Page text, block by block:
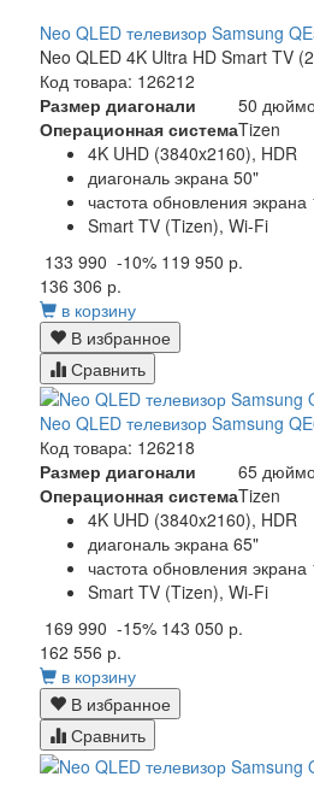
Neo QLED телевизор Samsung
Neo QLED 4K Ultra HD Smart TV
Код товара: 126212
Размер диагонали
50
Операционная системаTizen
4K UHD (3840x2160), HDR
диагональ экрана 50"
частота обновления экрана
Smart TV (Tizen), Wi-Fi
133 990 -10% 119 950 р.
136 306 р.
в корзину
В избранное
Сравнить
Neo QLED телевизор Samsung
Код товара: 126218
Размер диагонали
65
Операционная системаTizen
4K UHD (3840x2160), HDR
диагональ экрана 65"
частота обновления
Smart TV (Tizen), Wi-Fi
169 990 -15% 143 050 р.
162 556 р.
в корзину
В избранное
Сравнить